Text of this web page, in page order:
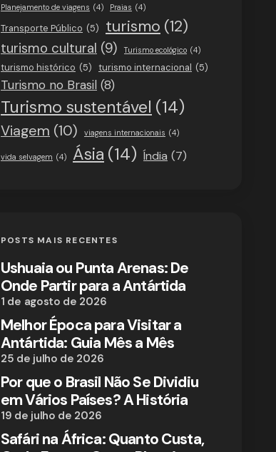
Planejamento de viagens (4) Praias (4)
Transporte Público (5) turismo (12)
turismo cultural (9) Turismo ecológico (4)
turismo histórico (5) turismo internacional (5)
Turismo no Brasil (8)
Turismo sustentável (14)
Viagem (10) viagens internacionais (4)
vida selvagem (4) Ásia (14) Índia (7)
POSTS MAIS RECENTES
Ushuaia ou Punta Arenas: De
Onde Partir para a Antártida
1 de agosto de 2026
Melhor Época para Visitar a
Antártida: Guia Mês a Mês
25 de julho de 2026
Por que o Brasil Não Se Dividiu
em Vários Países? A História
19 de julho de 2026
Safári na África: Quanto Custa,